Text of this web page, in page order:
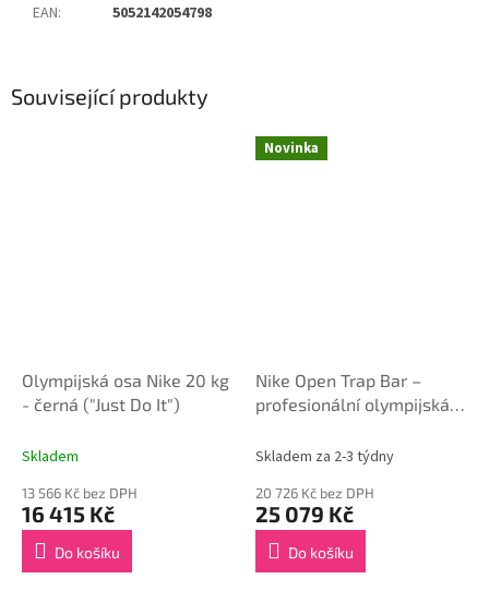
Související produkty
Olympijská osa Nike 20 kg
- černá ("Just Do It")
Skladem
13 566 Kč bez DPH
16 415 Kč
Do košíku
Novinka
Nike Open Trap Bar –
profesionální olympijská
(29 kg)
Skladem za 2-3 týdny
20 726 Kč bez DPH
25 079 Kč
Do košíku
EAN: 5052142054798